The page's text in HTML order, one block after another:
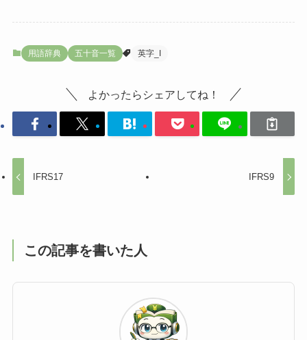
用語辞典 五十音一覧 英字_I
よかったらシェアしてね！
IFRS17 IFRS9
この記事を書いた人